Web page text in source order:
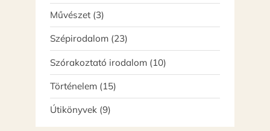
termék
Művészet 33
termék
Szépirodalom 2323
termék
Szórakoztató irodalom 1010
termék
Történelem 1515
termék
Útikönyvek 99
termék